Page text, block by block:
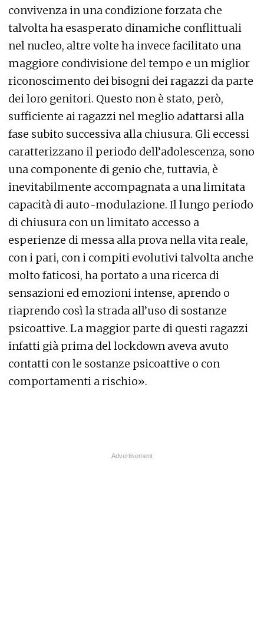
convivenza in una condizione forzata che
talvolta ha esasperato dinamiche conflittuali
nel nucleo, altre volte ha invece facilitato una
maggiore condivisione del tempo e un miglior
riconoscimento dei bisogni dei ragazzi da parte
dei loro genitori. Questo non è stato, però,
sufficiente ai ragazzi nel meglio adattarsi alla
fase subito successiva alla chiusura. Gli eccessi
caratterizzano il periodo dell’adolescenza, sono
una componente di genio che, tuttavia, è
inevitabilmente accompagnata a una limitata
capacità di auto-modulazione. Il lungo periodo
di chiusura con un limitato accesso a
esperienze di messa alla prova nella vita reale,
con i pari, con i compiti evolutivi talvolta anche
molto faticosi, ha portato a una ricerca di
sensazioni ed emozioni intense, aprendo o
riaprendo così la strada all’uso di sostanze
psicoattive. La maggior parte di questi ragazzi
infatti già prima del lockdown aveva avuto
contatti con le sostanze psicoattive o con
comportamenti a rischio».